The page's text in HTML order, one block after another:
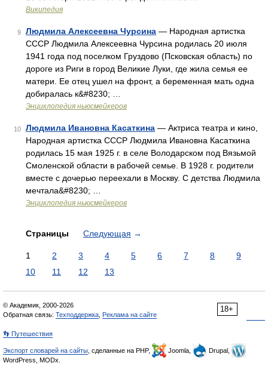
Википедия
9 Людмила Алексеевна Чурсина — Народная артистка
СССР Людмила Алексеевна Чурсина родилась 20 июля
1941 года под поселком Груздово (Псковская область) по
дороге из Риги в город Великие Луки, где жила семья ее
матери. Ее отец ушел на фронт, а беременная мать одна
добиралась к&#8230; …
Энциклопедия ньюсмейкеров
10 Людмила Ивановна Касаткина — Актриса театра и кино,
Народная артистка СССР Людмила Ивановна Касаткина
родилась 15 мая 1925 г. в селе Володарском под Вязьмой
Смоленской области в рабочей семье. В 1928 г. родители
вместе с дочерью переехали в Москву. С детства Людмила
мечтала&#8230; …
Энциклопедия ньюсмейкеров
Страницы Следующая →
1 2 3 4 5 6 7 8
9
10
11 12 13
18+
© Академик, 2000-2026
Обратная связь: Техподдержка Реклама на сайте
👣 Путешествия
Экспорт словарей на сайты , сделанные на PHP, Joomla,
Drupal,
WordPress, MODx.